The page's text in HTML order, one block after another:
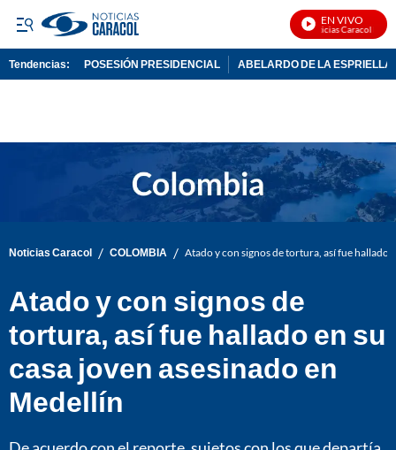
EN VIVO
Noticias Caracol En
Tendencias: POSESIÓN PRESIDENCIAL ABELARDO DE LA ESPRIELLA
Noticias Caracol / COLOMBIA / Atado y con signos de tortura, así fue hallado
Atado y con signos de
tortura, así fue hallado en su
casa joven asesinado en
Medellín